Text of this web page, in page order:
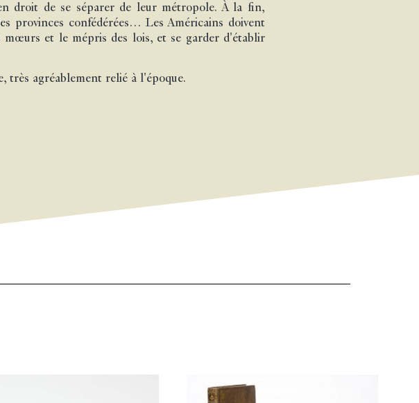
droit de se séparer de leur métropole. À la fin,
provinces confédérées… Les Américains doivent
et le mépris des lois, et se garder d'établir
très agréablement relié à l'époque.